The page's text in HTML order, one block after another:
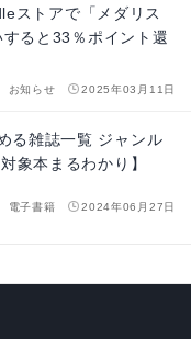
ストアで「メダリス
ると33％ポイント還
お知らせ 2025年03月11日
る雑誌一覧 ジャンル
象本まるわかり】
電子書籍 2024年06月27日